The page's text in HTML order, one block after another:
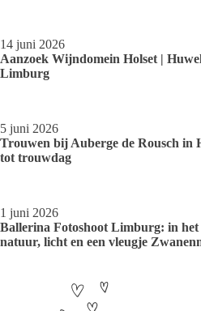
14 juni 2026
Aanzoek Wijndomein Holset |
Limburg
5 juni 2026
Trouwen bij Auberge de Rousch in
tot trouwdag
1 juni 2026
Ballerina Fotoshoot Limburg: in het
natuur, licht en een vleugje